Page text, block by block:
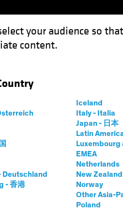
your audience so
content.
Deutschland
- 香港
Iceland
Italy - Italia
Japan - 日本
Latin
Luxembourg
EMEA
Netherlands
New Zealand
Norway
Other Asia-
Poland
den Finanzanleihenmarkt verändern?